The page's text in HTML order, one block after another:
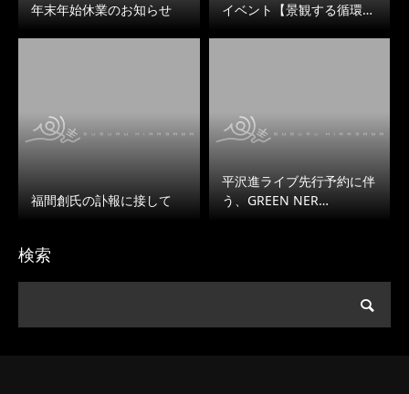
年末年始休業のお知らせ
イベント【景観する循環…
福間創氏の訃報に接して
平沢進ライブ先行予約に伴
う、GREEN NER…
検索